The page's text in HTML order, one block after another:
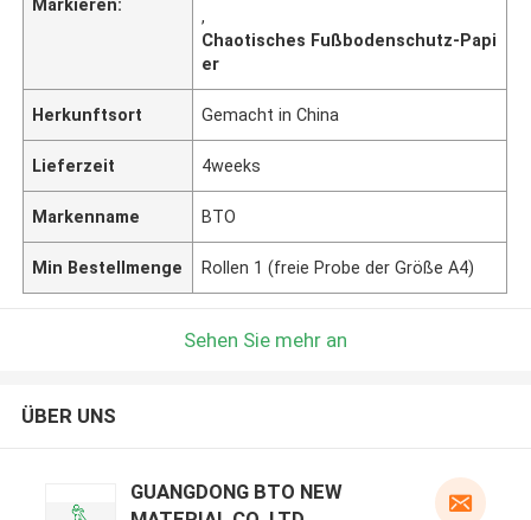
Markieren:
,
Chaotisches Fußbodenschutz-Papi
er
Herkunftsort Gemacht in China
Lieferzeit 4weeks
Markenname BTO
Min Bestellmenge Rollen 1 (freie Probe der Größe A4)
Sehen Sie mehr an
ÜBER UNS
GUANGDONG BTO NEW